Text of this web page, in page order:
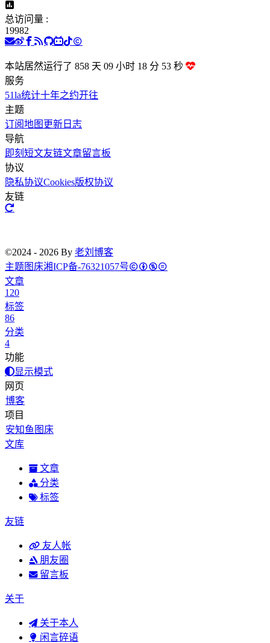
总访问量 :
19982
本站居然运行了 858 天 09 小时 18 分 54 秒
服务
51la统计十年之约开往
主题
订阅地图 更新日志
导航
即刻短文友链文章留言板
协议
隐私协议Cookies版权协议
友链
©2024 - 2026 By 老刘博客
主题 图床湘ICP备-76321057号
文章
120
标签
86
分类
4
功能
显示模式
网页
博客
项目
安知鱼图床
文库
文章
分类
标签
友链
友人帐
朋友圈
留言板
关于
关于本人
闲言碎语